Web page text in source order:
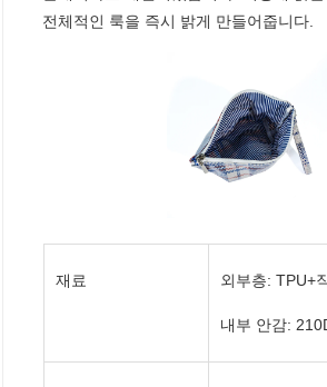
전체적인 룩을 즉시 밝게 만들어줍니다.
재료 외부층: TPU+
내부 안감: